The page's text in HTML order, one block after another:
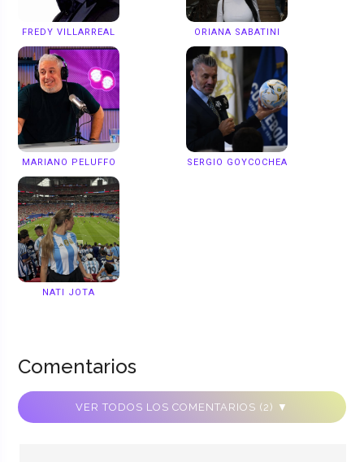
FREDY VILLARREAL ORIANA SABATINI
MARIANO PELUFFO SERGIO GOYCOCHEA
NATI JOTA
Comentarios
VER TODOS LOS COMENTARIOS (2) ▼